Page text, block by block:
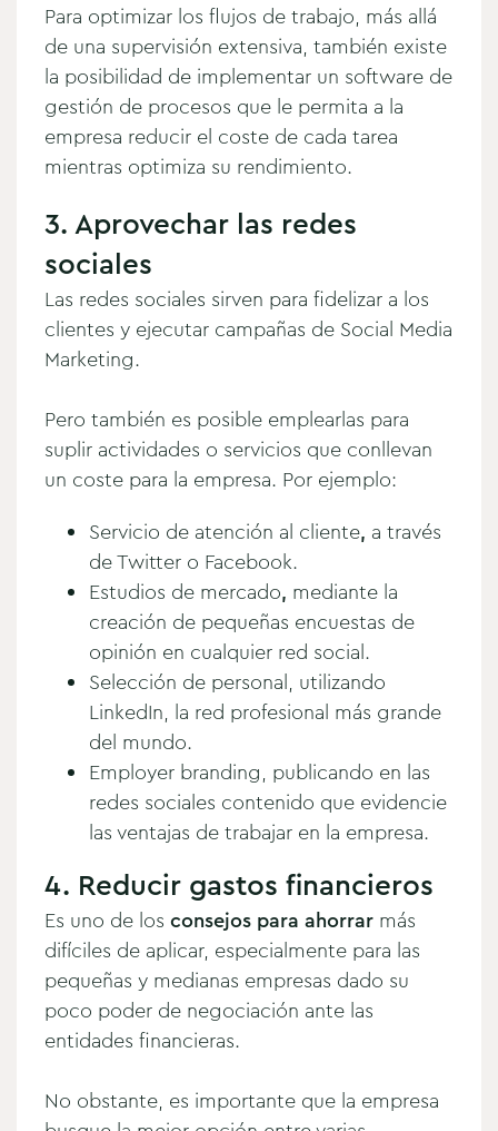
Para optimizar los flujos de trabajo, más allá
de una supervisión extensiva, también existe
la posibilidad de implementar un software de
gestión de procesos que le permita a la
empresa reducir el coste de cada tarea
mientras optimiza su rendimiento.
3. Aprovechar las redes
sociales
Las redes sociales sirven para fidelizar a los
clientes y ejecutar campañas de Social Media
Marketing.
Pero también es posible emplearlas para
suplir actividades o servicios que conllevan
un coste para la empresa. Por ejemplo:
Servicio de atención al cliente, a través
de Twitter o Facebook.
Estudios de mercado, mediante la
creación de pequeñas encuestas de
opinión en cualquier red social.
Selección de personal, utilizando
LinkedIn, la red profesional más grande
del mundo.
Employer branding, publicando en las
redes sociales contenido que evidencie
las ventajas de trabajar en la empresa.
4. Reducir gastos financieros
Es uno de los consejos para ahorrar más
difíciles de aplicar, especialmente para las
pequeñas y medianas empresas dado su
poco poder de negociación ante las
entidades financieras.
No obstante, es importante que la empresa